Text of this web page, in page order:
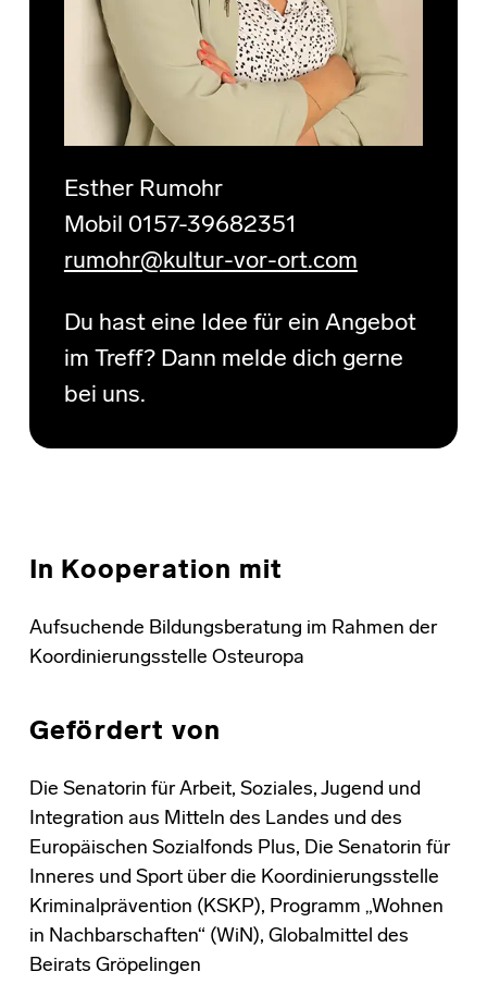
Esther Rumohr
Mobil 0157-39682351
rumohr@kultur-vor-ort.com
Du hast eine Idee für ein Angebot
im Treff? Dann melde dich gerne
bei uns.
In Kooperation mit
Aufsuchende Bildungsberatung im Rahmen der
Koordinierungsstelle Osteuropa
Gefördert von
Die Senatorin für Arbeit, Soziales, Jugend und
Integration aus Mitteln des Landes und des
Europäischen Sozialfonds Plus, Die Senatorin für
Inneres und Sport über die Koordinierungsstelle
Kriminalprävention (KSKP), Programm „Wohnen
in Nachbarschaften“ (WiN), Globalmittel des
Beirats Gröpelingen